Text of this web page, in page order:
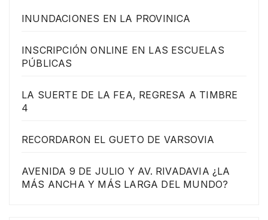
INUNDACIONES EN LA PROVINICA
INSCRIPCIÓN ONLINE EN LAS ESCUELAS
PÚBLICAS
LA SUERTE DE LA FEA, REGRESA A TIMBRE
4
RECORDARON EL GUETO DE VARSOVIA
AVENIDA 9 DE JULIO Y AV. RIVADAVIA ¿LA
MÁS ANCHA Y MÁS LARGA DEL MUNDO?